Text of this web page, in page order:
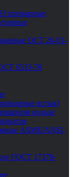
приварные
ОСТ 26-01-
6533-78
встык)
кольце
ASME/ANSI,
ГОСТ 17378-